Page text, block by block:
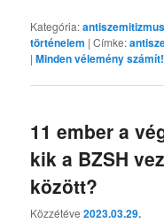
Kategória:antiszemitizmus
történelem |Címke:
|Minden vélemény számít!
11 ember a
kik a BZSH
között?
Közzétéve2023.03.29.